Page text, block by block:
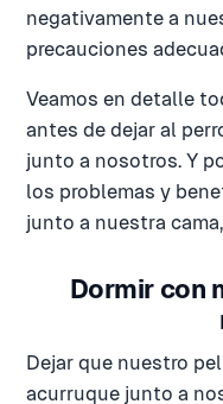
negativamente a
precauciones
Veamos en detalle
antes de dejar al
junto a nosotros. Y
los problemas y
junto a nuestra
Dormir con
Dejar que nuestro
acurruque junto a